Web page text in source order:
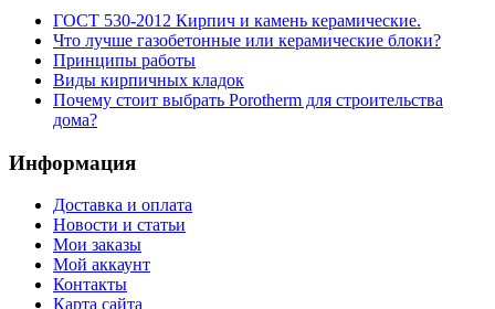
ГОСТ 530-2012 Кирпич и камень керамические.
Что лучше газобетонные или керамические блоки?
Принципы работы
Виды кирпичных кладок
Почему стоит выбрать Porotherm для строительства
дома?
Информация
Доставка и оплата
Новости и статьи
Мои заказы
Мой аккаунт
Контакты
Карта сайта